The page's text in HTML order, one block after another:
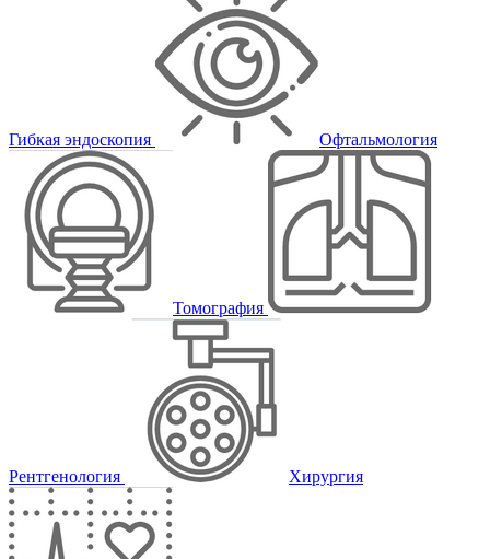
Гибкая эндоскопия Офтальмология
Томография
Рентгенология Хирургия